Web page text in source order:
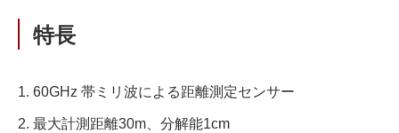
特⾧
1. 60GHz 帯ミリ波による距離測定センサー
2. 最大計測距離30m、分解能1cm